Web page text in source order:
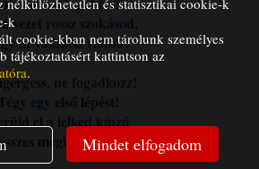
vezet rossz szokásod,
válhatsz rabbá?
ne fogadkozz!
egy első lépést!
el a lelked kínzó
megkísértést!
nélkülözhetetlen és statisztikai cookie-k
k
cookie-kban nem tárolunk személyes
tájékoztatásért kattintson az
.
Mindet elfogadom